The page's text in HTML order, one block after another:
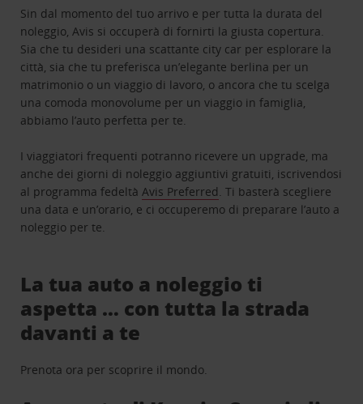
Sin dal momento del tuo arrivo e per tutta la durata del
noleggio, Avis si occuperà di fornirti la giusta copertura.
Sia che tu desideri una scattante city car per esplorare la
città, sia che tu preferisca un’elegante berlina per un
matrimonio o un viaggio di lavoro, o ancora che tu scelga
una comoda monovolume per un viaggio in famiglia,
abbiamo l’auto perfetta per te.
I viaggiatori frequenti potranno ricevere un upgrade, ma
anche dei giorni di noleggio aggiuntivi gratuiti, iscrivendosi
al programma fedeltàAvis Preferred. Ti basterà scegliere
una data e un’orario, e ci occuperemo di preparare l’auto a
noleggio per te.
La tua auto a noleggio ti
aspetta … con tutta la strada
davanti a te
Prenota ora per scoprire il mondo.